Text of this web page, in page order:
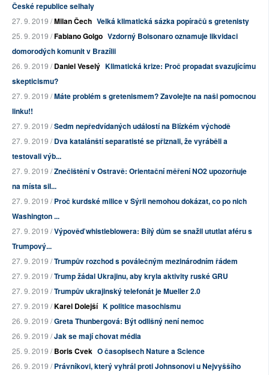
České republice selhaly
27. 9. 2019 /Milan Čech Velká klimatická sázka popíračů s gretenisty
25. 9. 2019 /Fabiano Golgo Vzdorný Bolsonaro oznamuje likvidaci
domorodých komunit v Brazílii
26. 9. 2019 /Daniel Veselý Klimatická krize: Proč propadat svazujícímu
skepticismu?
27. 9. 2019 /Máte problém s gretenismem? Zavolejte na naši pomocnou
linku!!
27. 9. 2019 /Sedm nepředvídaných událostí na Blízkém východě
27. 9. 2019 /Dva katalánští separatisté se přiznali, že vyráběli a
testovali výb...
27. 9. 2019 /Znečištění v Ostravě: Orientační měření NO2 upozorňuje
na místa sil...
27. 9. 2019 /Proč kurdské milice v Sýrii nemohou dokázat, co po nich
Washington ...
27. 9. 2019 /Výpověď whistleblowera: Bílý dům se snažil ututlat aféru s
Trumpový...
27. 9. 2019 /Trumpův rozchod s poválečným mezinárodním řádem
27. 9. 2019 /Trump žádal Ukrajinu, aby kryla aktivity ruské GRU
27. 9. 2019 /Trumpův ukrajinský telefonát je Mueller 2.0
27. 9. 2019 /Karel Dolejší K politice masochismu
26. 9. 2019 /Greta Thunbergová: Být odlišný není nemoc
26. 9. 2019 /Jak se mají chovat média
25. 9. 2019 /Boris Cvek O časopisech Nature a Science
26. 9. 2019 /Právníkovi, který vyhrál proti Johnsonovi u Nejvyššího